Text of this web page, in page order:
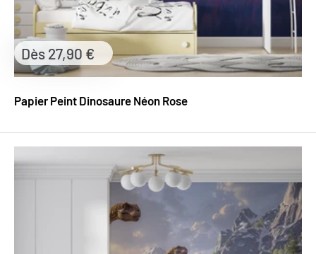
Papier Peint Dinosaure Néon Rose
Prix
réduit
Dès 27,90 €